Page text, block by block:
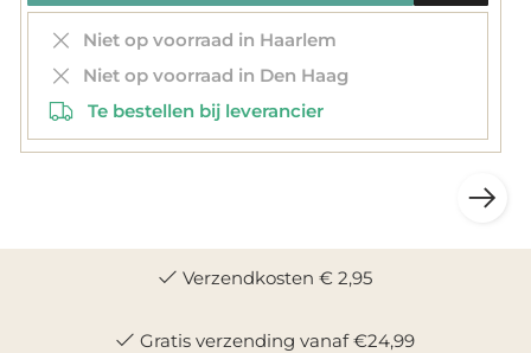
Niet op voorraad in Haarlem
Niet op voorraad in Den Haag
Te bestellen bij leverancier
Verzendkosten € 2,95
Gratis verzending vanaf €24,99